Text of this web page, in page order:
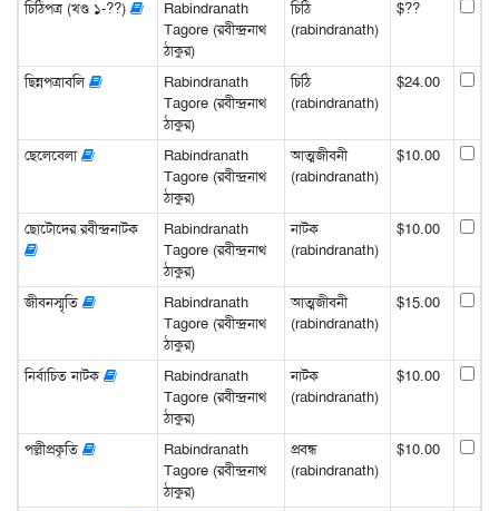
চিঠিপত্র (খণ্ড ১-??)
Rabindranath
Tagore (রবীন্দ্রনাথ
ঠাকুর)
চিঠি
(rabindranath)
$??
ছিন্নপত্রাবলি
Rabindranath
Tagore (রবীন্দ্রনাথ
ঠাকুর)
চিঠি
(rabindranath)
$24.00
ছেলেবেলা
Rabindranath
Tagore (রবীন্দ্রনাথ
ঠাকুর)
আত্মজীবনী
(rabindranath)
$10.00
ছোটোদের রবীন্দ্রনাটক
Rabindranath
Tagore (রবীন্দ্রনাথ
ঠাকুর)
নাটক
(rabindranath)
$10.00
জীবনস্মৃতি
Rabindranath
Tagore (রবীন্দ্রনাথ
ঠাকুর)
আত্মজীবনী
(rabindranath)
$15.00
নির্বাচিত নাটক
Rabindranath
Tagore (রবীন্দ্রনাথ
ঠাকুর)
নাটক
(rabindranath)
$10.00
পল্লীপ্রকৃতি
Rabindranath
Tagore (রবীন্দ্রনাথ
ঠাকুর)
প্রবন্ধ
(rabindranath)
$10.00